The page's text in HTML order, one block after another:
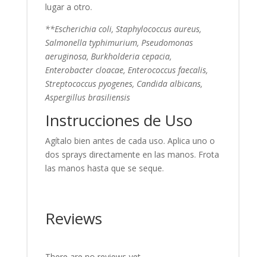
lugar a otro.
**Escherichia coli, Staphylococcus aureus,
Salmonella typhimurium, Pseudomonas
aeruginosa, Burkholderia cepacia,
Enterobacter cloacae, Enterococcus faecalis,
Streptococcus pyogenes, Candida albicans,
Aspergillus brasiliensis
Instrucciones de Uso
Agítalo bien antes de cada uso. Aplica uno o
dos sprays directamente en las manos. Frota
las manos hasta que se seque.
Reviews